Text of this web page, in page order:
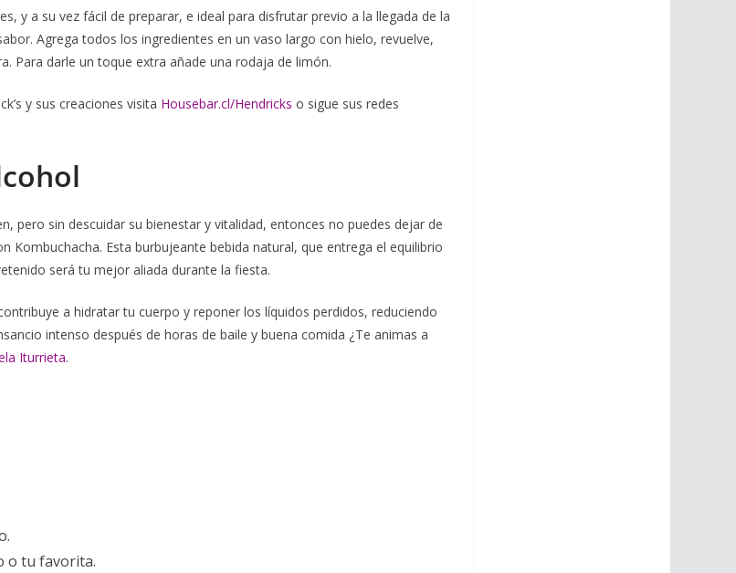
y a su vez fácil de preparar, e ideal para disfrutar previo a la llegada de la
Agrega todos los ingredientes en un vaso largo con hielo, revuelve,
Para darle un toque extra añade una rodaja de limón.
y sus creaciones visita Housebar.cl/Hendricks o sigue sus redes
pero sin descuidar su bienestar y vitalidad, entonces no puedes dejar de
Kombuchacha. Esta burbujeante bebida natural, que entrega el equilibrio
será tu mejor aliada durante la fiesta.
a hidratar tu cuerpo y reponer los líquidos perdidos, reduciendo
intenso después de horas de baile y buena comida ¿Te animas a
Iturrieta.
o tu favorita.